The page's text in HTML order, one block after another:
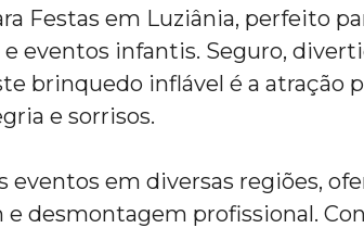
Festas em Luziânia, perfeito
eventos infantis. Seguro,
brinquedo inflável é a atração
e sorrisos.
eventos em diversas regiões,
desmontagem profissional.